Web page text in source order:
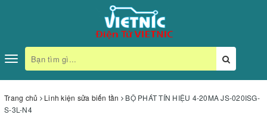
Toggle
navigation
Trang chủ Linh kiện sửa biến tần
BỘ PHÁT TÍN HIỆU 4-20MA JS-020ISG-
S-3L-N4